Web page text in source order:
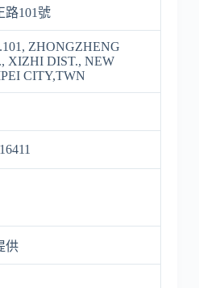
路101號
ZHONGZHENG
XIZHI DIST., NEW
CITY,TWN
供